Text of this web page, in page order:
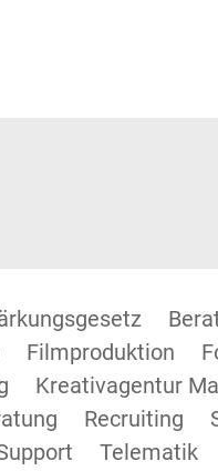
Filmproduktion
Kreativagentur
Recruiting
Telematik